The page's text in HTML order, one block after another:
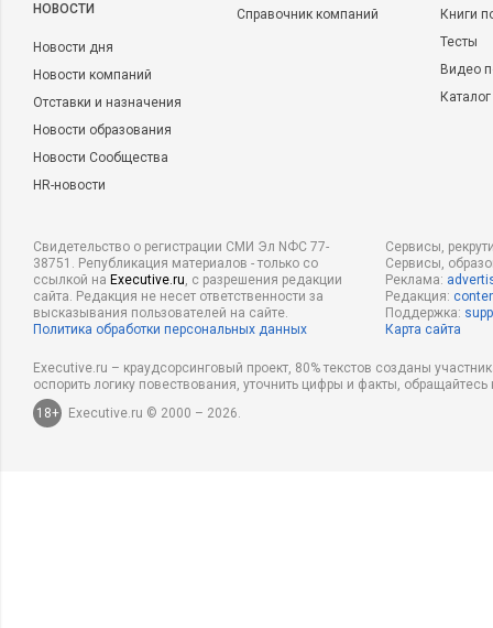
НОВОСТИ
Новости дня
Новости компаний
Отставки и назначения
Новости образования
Новости Сообщества
HR-новости
Справочник компаний
Книги
Тесты
Видео
Свидетельство о регистрации СМИ Эл NФС 77-
38751. Републикация материалов - только со
ссылкой на Executive.ru, с разрешения редакции
сайта. Редакция не несет ответственности за
высказывания пользователей на сайте.
Политика обработки персональных данных
Сервисы,
Сервисы,
Реклама:
Редакция:
Поддержка:
Карта сайта
Executive.ru – краудсорсинговый проект, 80% текстов созданы
оспорить логику повествования, уточнить цифры и факты,
18+
Executive.ru © 2000 – 2026.